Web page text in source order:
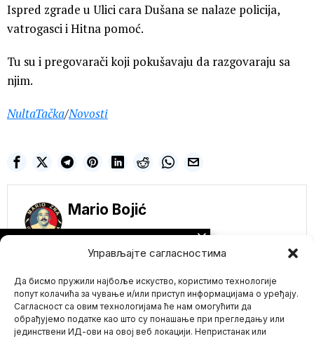
Управљајте сагласностима
Да бисмо пружили најбоље искуство, користимо технологије
попут колачића за чување и/или приступ информацијама о уређају.
Сагласност са овим технологијама ће нам омогућити да
обрађујемо податке као што су понашање при прегледању или
јединствени ИД-ови на овој веб локацији. Непристанак или
Ispred zgrade u Ulici cara Dušana se nalaze policija,
vatrogasci i Hitna pomoć.
Tu su i pregovarači koji pokušavaju da razgovaraju sa
njim.
NultaTačka/Novosti
Mario Bojić
Mario zna Youtube
NE PROPUSTITE
Velika Britanije šalje
vojnika na novu NATO
vežbu koja se tumači
kao pretnja Rusiji
Britanska vojska će
učestvovati u jednoj od